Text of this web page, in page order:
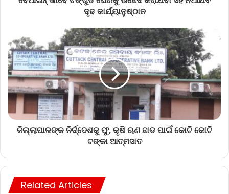
ଦୃଢ କାର୍ଯ୍ୟାନୁଷ୍ଠାନ
ଜିଲ୍ଲାପାଳଙ୍କ ନିର୍ଦ୍ଦେଶକୁ ଫୁ, କୃଷି ଋଣ ଛାଡ ପାଇଁ କୋଟି କୋଟି
ଟଙ୍କା ଆତ୍ମସାତ
Related Articles